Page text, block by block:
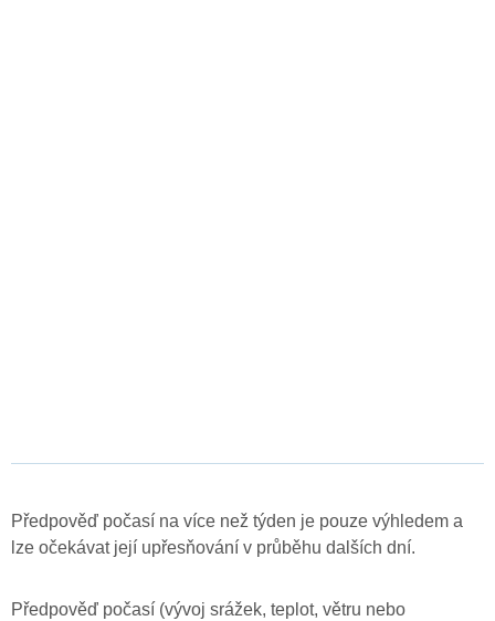
Předpověď počasí na více než týden je pouze výhledem a
lze očekávat její upřesňování v průběhu dalších dní.
Předpověď počasí (vývoj srážek, teplot, větru nebo